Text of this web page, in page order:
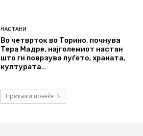
НАСТАНИ
Во четврток во Торино, почнува
Тера Мадре, најголемиот настан
што ги поврзува луѓето, храната,
културата…
Прикажи повеќе